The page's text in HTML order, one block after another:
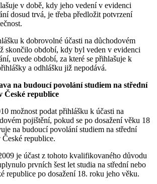
v době, kdy jeho vedení v evidenci
dosud trvá, je třeba předložit potvrzení
k dobrovolné účasti na důchodovém
skončilo období, kdy byl veden v evidenci
uvede období, za které se přihlašuje k
a odhlášku již nepodává.
na budoucí povolání studiem na střední
České republice
možnost podat přihlášku k účasti na
pojištění, pokud se po dosažení věku 18
na budoucí povolání studiem na střední
republice.
je účast z tohoto kvalifikovaného důvodu
prvních šest let studia na střední nebo
republice po dosažení 18. roku jeho věku.